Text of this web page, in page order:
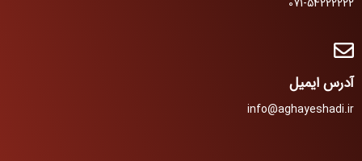
071-54222222
آدرس ایمیل
info@aghayeshadi.ir